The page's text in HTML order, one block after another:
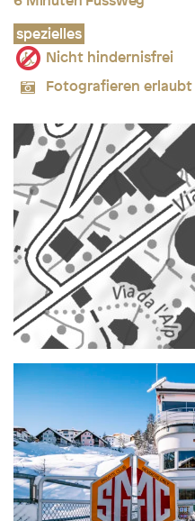
spezielles
Nicht hindernisfrei
Fotografieren erlaubt